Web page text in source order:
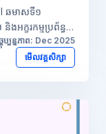
I ឆមាសទី១
អក្ខរកម្មប្រព័ន្ធ
ហាញការពិតអំពី
កំពុងកើតឡើង។ v
ទៅសំដៅលើ
ឡើង ឬចែកចាយ
ចុប្បន្នភាព: Dec 2025
មើលវគ្គសិក្សា